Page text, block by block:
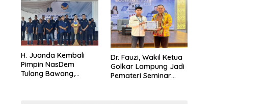
H. Juanda Kembali
Pimpin NasDem
Tulang Bawang,
Dr. Fauzi, Wakil Ketua
Golkar Lampung Jadi
Pemateri Seminar